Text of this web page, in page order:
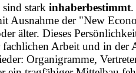
stark inhaberbestimmt
Ausnahme der "New
älter. Dieses
fachlichen Arbeit und in der
Organigramme,